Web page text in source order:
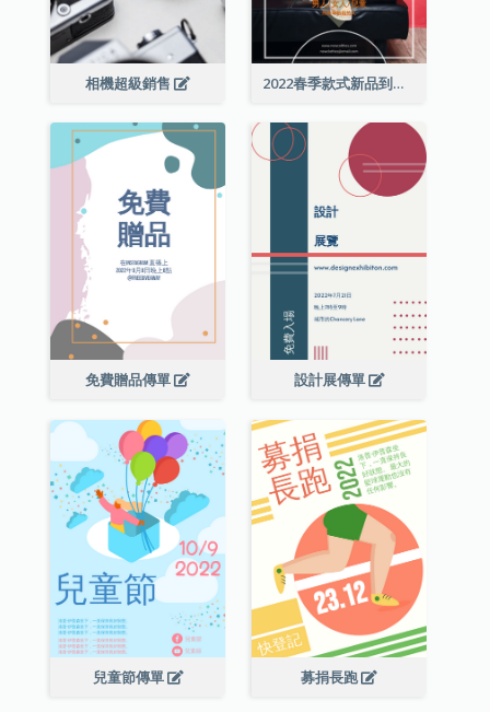
相機超級銷售 2022春季款式新品到店宣傳單張
免費贈品傳單 設計展傳單
兒童節傳單 募捐長跑